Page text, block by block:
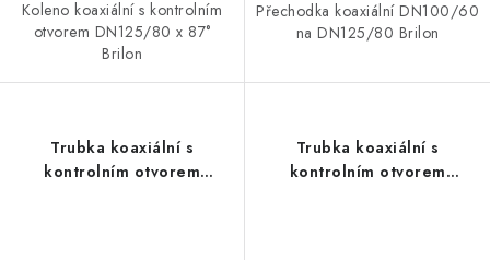
Koleno koaxiální s kontrolním
otvorem DN125/80 x 87°
Brilon
Přechodka koaxiální DN100/60
na DN125/80 Brilon
Trubka koaxiální s
kontrolním otvorem
Trubka koaxiální s
kontrolním otvorem